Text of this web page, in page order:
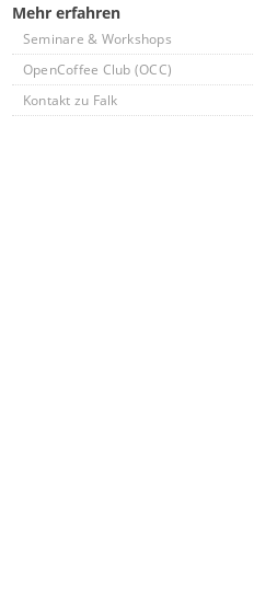
Mehr erfahren
Seminare & Workshops
OpenCoffee Club (OCC)
Kontakt zu Falk